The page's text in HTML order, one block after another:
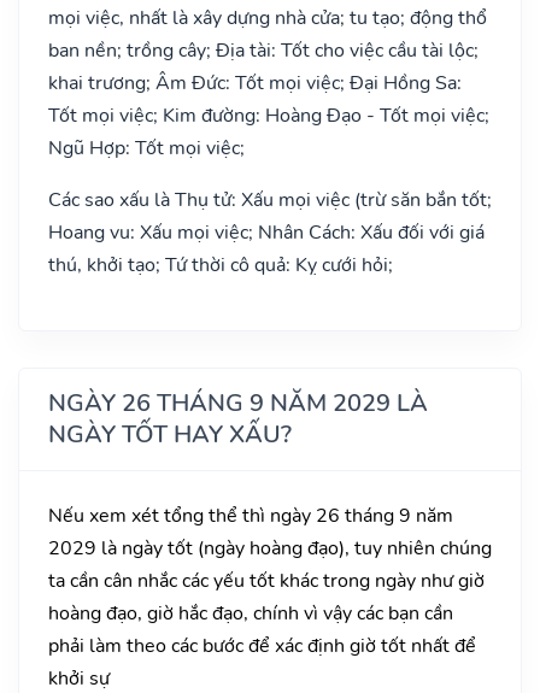
mọi việc, nhất là xây dựng nhà cửa; tu tạo; động thổ
ban nền; trồng cây; Địa tài: Tốt cho việc cầu tài lộc;
khai trương; Âm Đức: Tốt mọi việc; Đại Hồng Sa:
Tốt mọi việc; Kim đường: Hoàng Đạo - Tốt mọi việc;
Ngũ Hợp: Tốt mọi việc;
Các sao xấu là Thụ tử: Xấu mọi việc (trừ săn bắn tốt;
Hoang vu: Xấu mọi việc; Nhân Cách: Xấu đối với giá
thú, khởi tạo; Tứ thời cô quả: Kỵ cưới hỏi;
NGÀY 26 THÁNG 9 NĂM 2029 LÀ
NGÀY TỐT HAY XẤU?
Nếu xem xét tổng thể thì ngày 26 tháng 9 năm
2029 là ngày tốt (ngày hoàng đạo), tuy nhiên chúng
ta cần cân nhắc các yếu tốt khác trong ngày như giờ
hoàng đạo, giờ hắc đạo, chính vì vậy các bạn cần
phải làm theo các bước để xác định giờ tốt nhất để
khởi sự